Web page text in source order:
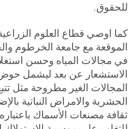
للحقوق.
كما اوصي قطاع العلوم الزراعية
الموقعة مع جامعة الخرطوم
في مجالات المياه وحسن
الاستشعار عن بعد ليشمل
المجالات الغير مطروحة مثل
الحشرية والامراض النباتية
ثقافة مصنعات الأسماك